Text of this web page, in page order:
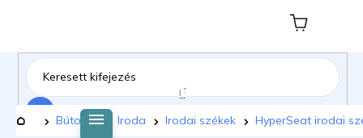
tartalomhoz
Kosár
Kezdőlap
Bútorok Iroda Irodai székek HyperSeat irodai